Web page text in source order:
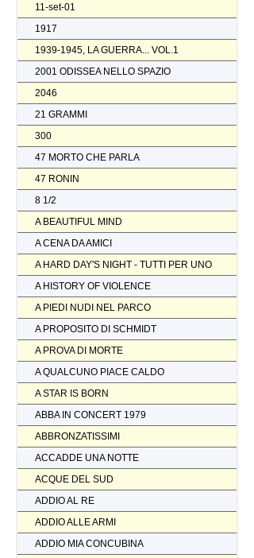
11-set-01
1917
1939-1945, LA GUERRA... VOL.1
2001 ODISSEA NELLO SPAZIO
2046
21 GRAMMI
300
47 MORTO CHE PARLA
47 RONIN
8 1/2
A BEAUTIFUL MIND
A CENA DA AMICI
A HARD DAY'S NIGHT - TUTTI PER UNO
A HISTORY OF VIOLENCE
A PIEDI NUDI NEL PARCO
A PROPOSITO DI SCHMIDT
A PROVA DI MORTE
A QUALCUNO PIACE CALDO
A STAR IS BORN
ABBA IN CONCERT 1979
ABBRONZATISSIMI
ACCADDE UNA NOTTE
ACQUE DEL SUD
ADDIO AL RE
ADDIO ALLE ARMI
ADDIO MIA CONCUBINA